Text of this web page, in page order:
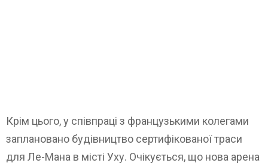
Крім цього, у співпраці з французькими колегами
заплановано будівництво сертифікованої траси
для Ле-Мана в місті Уху. Очікується, що нова арена